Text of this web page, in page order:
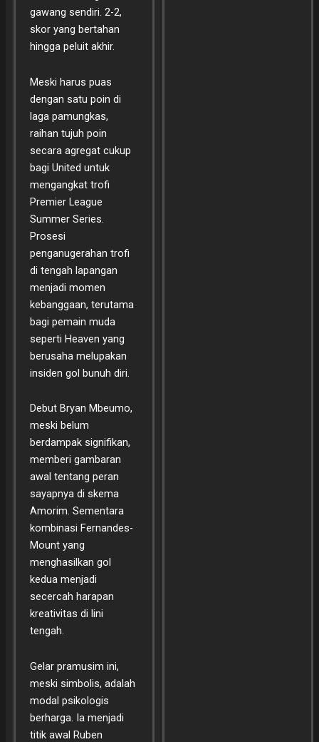
gawang sendiri. 2-2,
skor yang bertahan
hingga peluit akhir.
Meski harus puas
dengan satu poin di
laga pamungkas,
raihan tujuh poin
secara agregat cukup
bagi United untuk
mengangkat trofi
Premier League
Summer Series.
Prosesi
penganugerahan trofi
di tengah lapangan
menjadi momen
kebanggaan, terutama
bagi pemain muda
seperti Heaven yang
berusaha melupakan
insiden gol bunuh diri.
Debut Bryan Mbeumo,
meski belum
berdampak signifikan,
memberi gambaran
awal tentang peran
sayapnya di skema
Amorim. Sementara
kombinasi Fernandes-
Mount yang
menghasilkan gol
kedua menjadi
secercah harapan
kreativitas di lini
tengah.
Gelar pramusim ini,
meski simbolis, adalah
modal psikologis
berharga. Ia menjadi
titik awal Ruben